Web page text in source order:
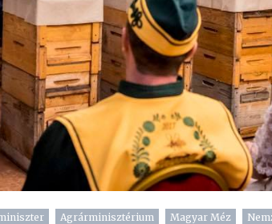
Agrárminisztérium Magyar Méz